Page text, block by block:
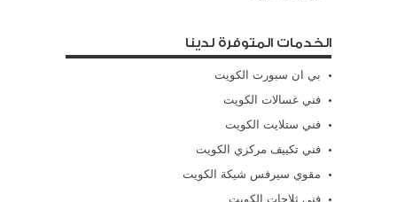
الخدمات المتوفرة لدينا
بي ان سبورت الكويت
فني غسالات الكويت
فني ستلايت الكويت
فني تكييف مركزي الكويت
مقوي سيرفس شيكة الكويت
فني ثلاجات الكويت